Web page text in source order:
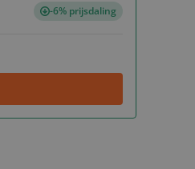
-6% prijsdaling